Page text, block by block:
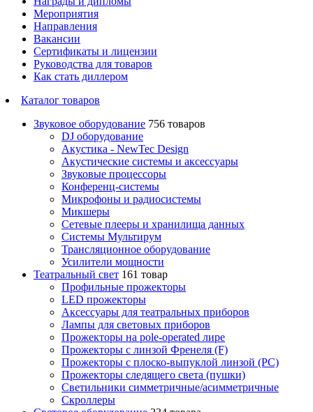
Мероприятия
Направления
Вакансии
Сертификаты и лицензии
Руководства для товаров
Как стать диллером
Каталог товаров
Звуковое оборудование 756 товаров
DJ оборудование
Акустика - NewTec Design
Акустические системы и аксессуары
Звуковые процессоры
Конференц-системы
Микрофоны и радиосистемы
Микшеры
Сетевые плееры и хранилища данных
Системы Мультирум
Трансляционное оборудование
Усилители мощности
Театральный свет 161 товар
Профильные прожекторы
LED прожекторы
Аксессуары для театральных приборов
Лампы для световых приборов
Прожекторы на pole-operated лире
Прожекторы с линзой Френеля (F)
Прожекторы с плоско-выпуклой линзой (PC)
Прожекторы следящего света (пушки)
Светильники симметричные/асимметричные
Скроллеры